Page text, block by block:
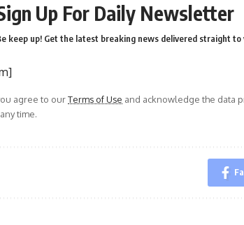
Up For Daily Newsletter
keep up! Get the latest breaking news delivered straight to
agree to ourTerms of Use and acknowledge the data
time.